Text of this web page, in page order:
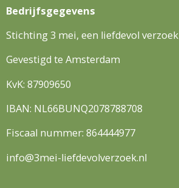
o
r
e
Bedrijfsgegevens
Stichting 3 mei, een liefdevol verzoek
Gevestigd te Amsterdam
KvK: 87909650
IBAN: NL66BUNQ2078788708
Fiscaal nummer: 864444977
info@3mei-liefdevolverzoek.nl